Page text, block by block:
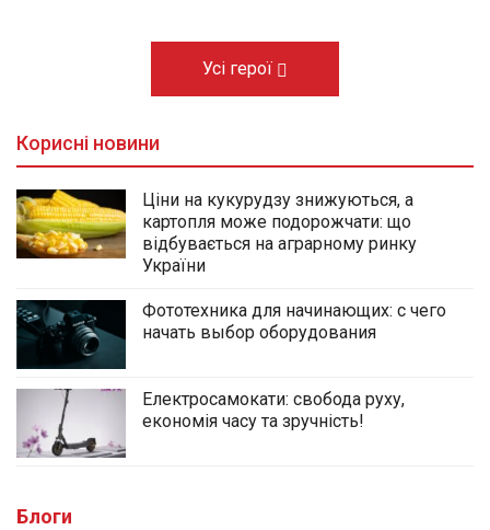
Усі герої
Корисні новини
Ціни на кукурудзу знижуються, а
картопля може подорожчати: що
відбувається на аграрному ринку
України
Фототехника для начинающих: с чего
начать выбор оборудования
Електросамокати: свобода руху,
економія часу та зручність!
Блоги